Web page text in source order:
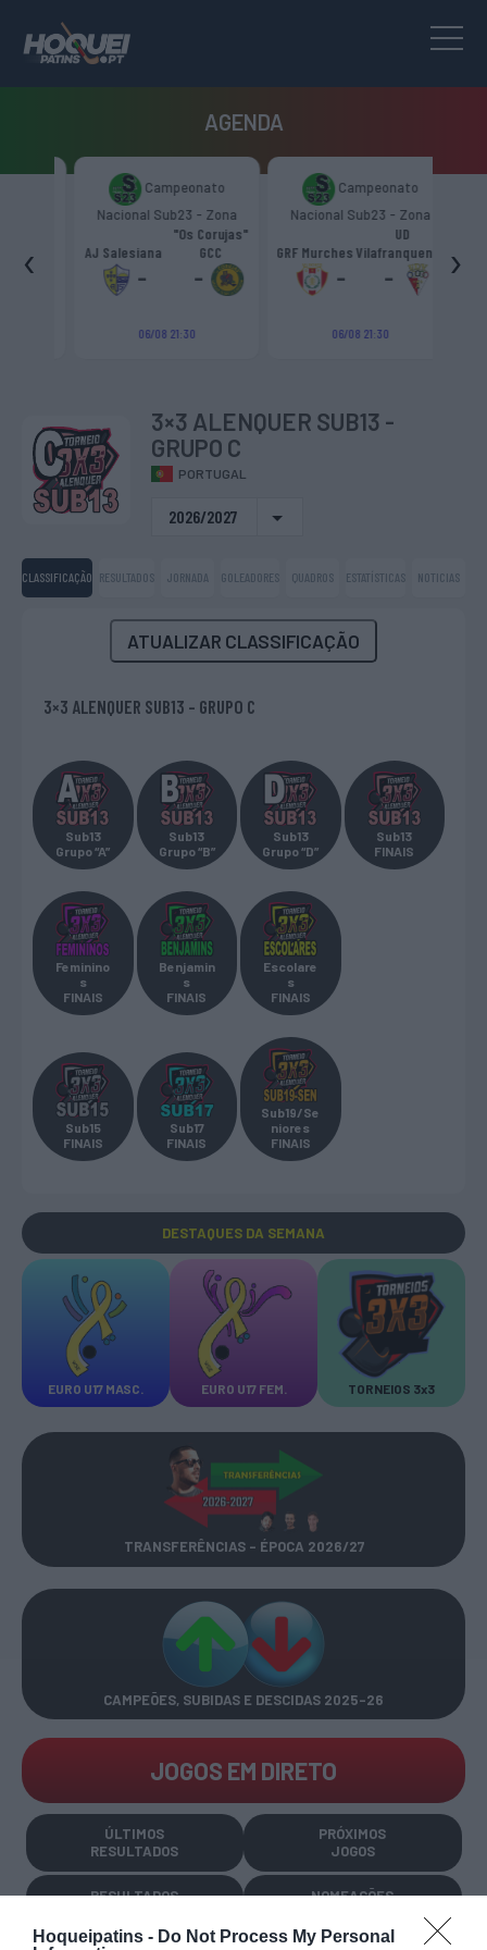
Hoqueipatins - Do Not Process My Personal
AGENDA
Campeonato
Nacional Sub23 - Zona
AJ Salesiana
-
"Os Corujas"
GCC
06/08 21:30
Campeonato
Nacional Sub23 - Zona
GRF Murches
-
Vilafranquense
06/08 21:30
‹ ›
3×3 ALENQUER SUB13 -
GRUPO C
PORTUGAL
2026/2027
CLASSIFICAÇÃO RESULTADOS JORNADA GOLEADORES QUADROS ESTATÍSTICAS NOTICIAS
ATUALIZAR CLASSIFICAÇÃO
3×3 ALENQUER SUB13 - GRUPO C
Sub13
Grupo “A”
Sub13
Grupo “B”
Sub13
Grupo “D”
Sub13
FINAIS
Feminino
s
FINAIS
Benjamin
s
FINAIS
Escolare
s
FINAIS
Sub15
FINAIS
Sub17
FINAIS
Sub19/Se
niores
FINAIS
DESTAQUES DA SEMANA
EURO U17 MASC. EURO U17 FEM. TORNEIOS 3x3
TRANSFERÊNCIAS - ÉPOCA 2026/27
CAMPEÕES, SUBIDAS E DESCIDAS 2025-26
JOGOS EM DIRETO
ÚLTIMOS
RESULTADOS
PRÓXIMOS
JOGOS
RESULTADOS
NOMEAÇÕES